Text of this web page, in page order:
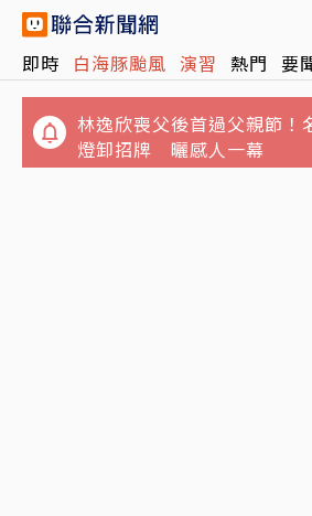
即時 白海豚颱風 演習 熱門 要
身中？
林逸欣喪父後首過父親節！
燈卸招牌 曬感人一幕